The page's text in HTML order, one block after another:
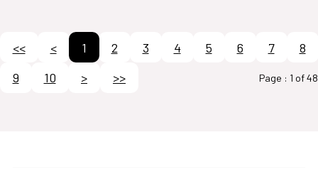
<< < 1 2 3 4 5 6 7
8
9
10 > >> Page : 1 of 48